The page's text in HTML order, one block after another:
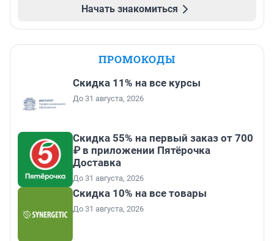
Начать знакомиться
ПРОМОКОДЫ
Скидка 11% на все курсы
До 31 августа, 2026
Скидка 55% на первый заказ от 700
₽ в приложении Пятёрочка
Доставка
До 31 августа, 2026
Скидка 10% на все товары
До 31 августа, 2026